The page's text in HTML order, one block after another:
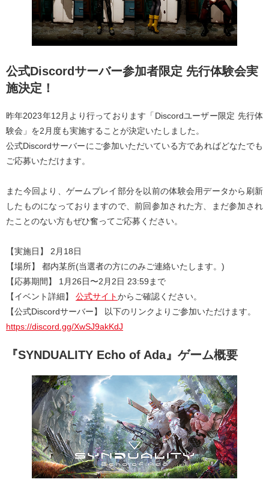
公式Discordサーバー参加者限定 先行体験会実
施決定！
昨年2023年12月より行っております「Discordユーザー限定 先行体
験会」を2月度も実施することが決定いたしました。
公式Discordサーバーにご参加いただいている方であればどなたでも
ご応募いただけます。
また今回より、ゲームプレイ部分を以前の体験会用データから刷新
したものになっておりますので、前回参加された方、まだ参加され
たことのない方もぜひ奮ってご応募ください。
【実施日】 2月18日
【場所】 都内某所(当選者の方にのみご連絡いたします。)
【応募期間】 1月26日〜2月2日 23:59まで
【イベント詳細】 公式サイトからご確認ください。
【公式Discordサーバー】 以下のリンクよりご参加いただけます。
https://discord.gg/XwSJ9akKdJ
『SYNDUALITY Echo of Ada』ゲーム概要